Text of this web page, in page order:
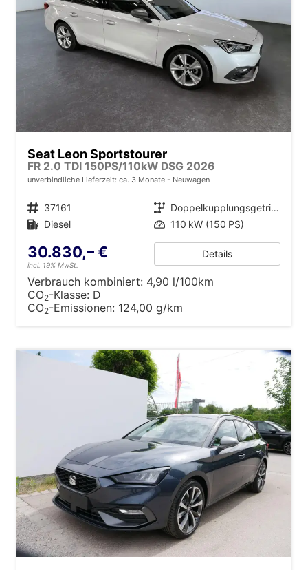
Seat Leon Sportstourer
FR 2.0 TDI 150PS/110kW DSG 2026
unverbindliche Lieferzeit: ca. 3 Monate Neuwagen
Fahrzeugnr. 37161 Getriebe
Doppelkupplungsgetriebe (DSG)
Kraftstoff Diesel Leistung 110 kW (150 PS)
30.830,– €
incl. 19% MwSt.
Details
Verbrauch kombiniert: 4,90 l/100km
CO2-Klasse: D
CO2-Emissionen: 124,00 g/km